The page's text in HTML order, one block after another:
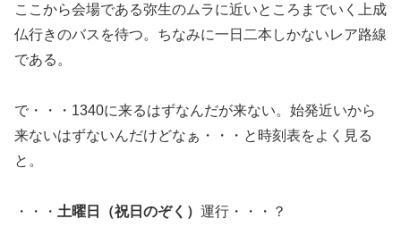
ここから会場である弥生のムラに近いところまでいく上成
仏行きのバスを待つ。ちなみに一日二本しかないレア路線
である。
で・・・1340に来るはずなんだが来ない。始発近いから
来ないはずないんだけどなぁ・・・と時刻表をよく見る
と。
・・・ 土曜日（祝日のぞく） 運行・・・？